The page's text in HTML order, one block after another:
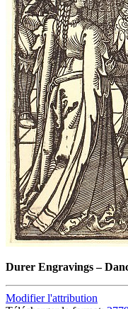
Durer Engravings–
Modifier l'attribution